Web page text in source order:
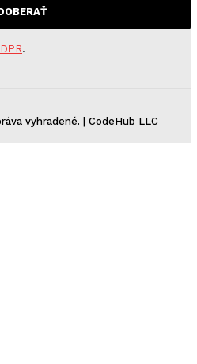
.
vyhradené. | CodeHub LLC